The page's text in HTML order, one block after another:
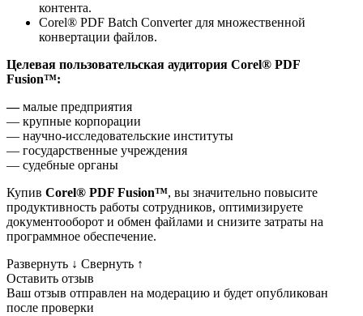
контента.
Corel® PDF Batch Converter для множественной
конвертации файлов.
Целевая пользовательская аудитория Corel® PDF
Fusion™:
—малые предприятия
— крупные корпорации
— научно-исследовательские институты
— государственные учреждения
— судебные органы
Купив Corel® PDF Fusion™, вы значительно повысите
продуктивность работы сотрудников, оптимизируете
документооборот и обмен файлами и снизите затраты на
программное обеспечение.
Развернуть ↓ Свернуть ↑
Оставить отзыв
Ваш отзыв отправлен на модерацию и будет опубликован
после проверки